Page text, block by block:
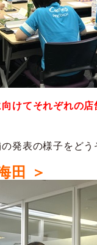
けてそれぞれの
発表の様子をどう
田 ＞